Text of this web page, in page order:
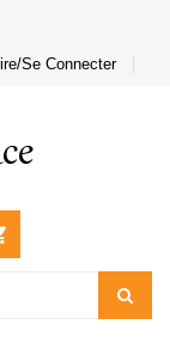
Se Connecter